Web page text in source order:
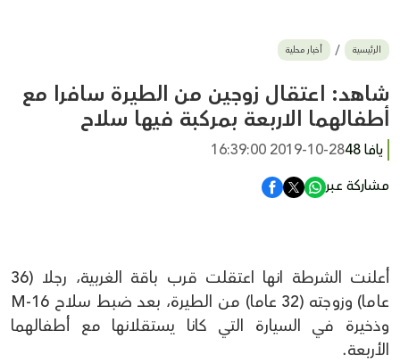
بيع وشراء
أخبار القدس
وفيات
المزيد
ارسل خبر
الرئيسية أخبار محلية
شاهد: اعتقال زوجين من الطيرة سافرا مع
أطفالهما الاربعة بمركبة فيها سلاح
يافا 48
2019-10-28 16:39:00
مشاركة عبر
أعلنت الشرطة انها اعتقلت قرب باقة الغربية، رجلا (36
عاما) وزوجته (32 عاما) من الطيرة، بعد ضبط سلاح M-16
وذخيرة في السيارة التي كانا يستقلانها مع أطفالهما
الأربعة.